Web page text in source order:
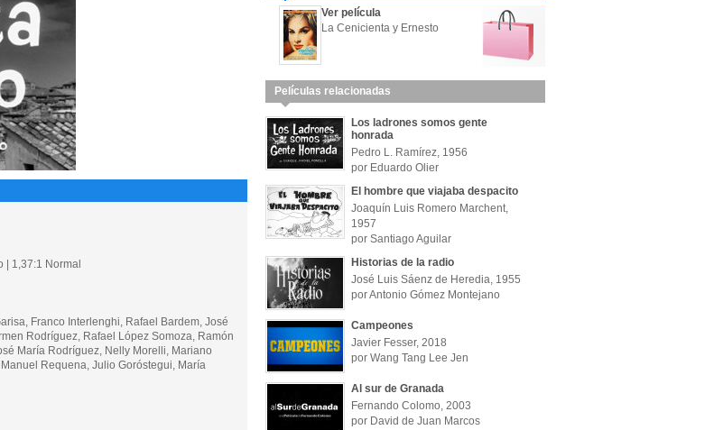
| 1,37:1 Normal
Franco Interlenghi, Rafael Bardem, José
Rodríguez, Rafael López Somoza, Ramón
María Rodríguez, Nelly Morelli, Mariano
Requena, Julio Goróstegui, María
Ver película
La Cenicienta y Ernesto
Películas relacionadas
Los ladrones somos gente
honrada
Pedro L. Ramírez, 1956
por Eduardo Olier
El hombre que viajaba despacito
Joaquín Luis Romero Marchent,
1957
por Santiago Aguilar
Historias de la radio
José Luis Sáenz de Heredia, 1955
por Antonio Gómez Montejano
Campeones
Javier Fesser, 2018
por Wang Tang Lee Jen
Al sur de Granada
Fernando Colomo, 2003
por David de Juan Marcos